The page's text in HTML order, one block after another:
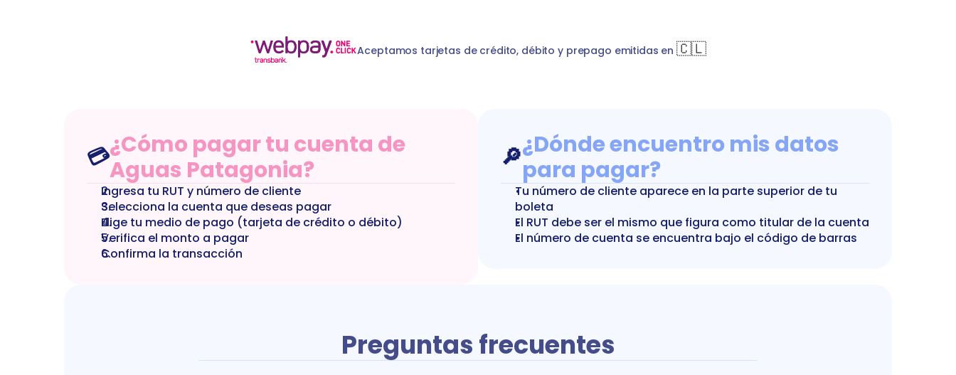
NT-CL-S-00317
Aceptamos tarjetas de crédito, débito y prepago emitidas en 🇨🇱
💳¿Cómo pagar tu cuenta de
Aguas Patagonia?
Ingresa tu RUT y número de cliente
Selecciona la cuenta que deseas pagar
Elige tu medio de pago (tarjeta de crédito o débito)
Verifica el monto a pagar
Confirma la transacción
🔎¿Dónde encuentro mis datos
para pagar?
Tu número de cliente aparece en la parte superior de tu
boleta
El RUT debe ser el mismo que figura como titular de la cuenta
El número de cuenta se encuentra bajo el código de barras
Preguntas frecuentes